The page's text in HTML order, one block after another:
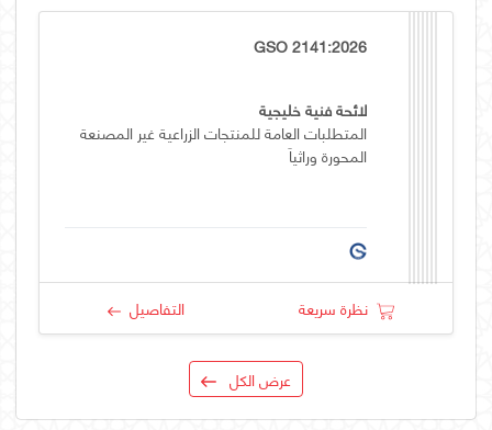
GSO 2141:2026
لائحة فنية خليجية
المتطلبات العامة للمنتجات الزراعية غير المصنعة
المحورة وراثياَ
نظرة سريعة التفاصيل
عرض الكل